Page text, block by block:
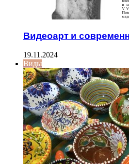
Видеоарт и
19.11.2024
Виды